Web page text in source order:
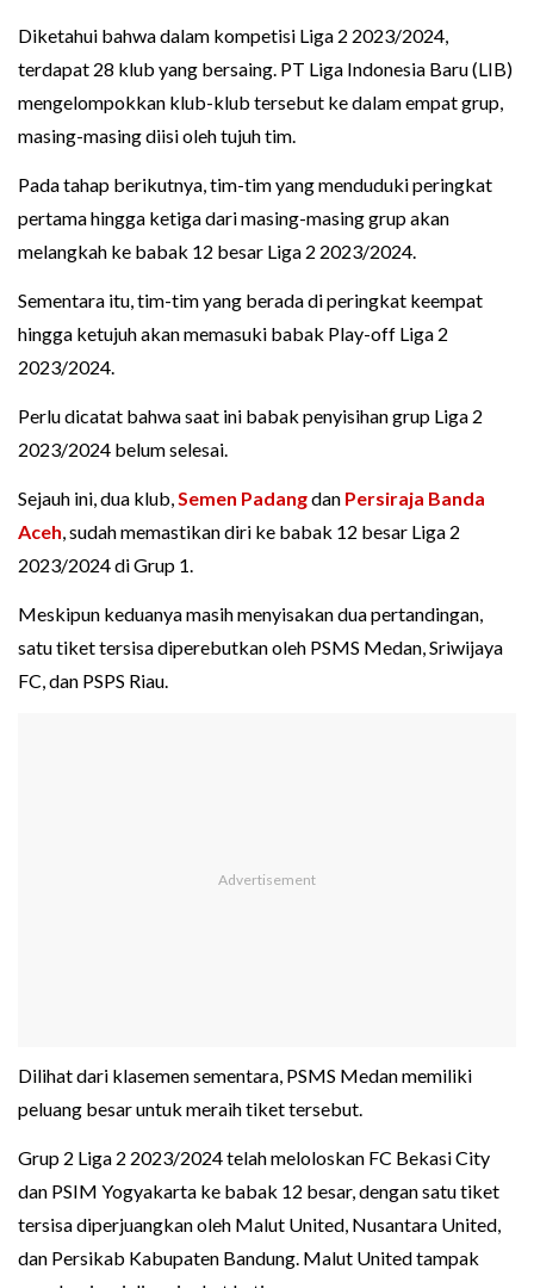
Diketahui bahwa dalam kompetisi Liga 2 2023/2024,
terdapat 28 klub yang bersaing. PT Liga Indonesia Baru (LIB)
mengelompokkan klub-klub tersebut ke dalam empat grup,
masing-masing diisi oleh tujuh tim.
Pada tahap berikutnya, tim-tim yang menduduki peringkat
pertama hingga ketiga dari masing-masing grup akan
melangkah ke babak 12 besar Liga 2 2023/2024.
Sementara itu, tim-tim yang berada di peringkat keempat
hingga ketujuh akan memasuki babak Play-off Liga 2
2023/2024.
Perlu dicatat bahwa saat ini babak penyisihan grup Liga 2
2023/2024 belum selesai.
Sejauh ini, dua klub,Semen Padangdan Persiraja Banda
Aceh, sudah memastikan diri ke babak 12 besar Liga 2
2023/2024 di Grup 1.
Meskipun keduanya masih menyisakan dua pertandingan,
satu tiket tersisa diperebutkan oleh PSMS Medan, Sriwijaya
FC, dan PSPS Riau.
Dilihat dari klasemen sementara, PSMS Medan memiliki
peluang besar untuk meraih tiket tersebut.
Grup 2 Liga 2 2023/2024 telah meloloskan FC Bekasi City
dan PSIM Yogyakarta ke babak 12 besar, dengan satu tiket
tersisa diperjuangkan oleh Malut United, Nusantara United,
dan Persikab Kabupaten Bandung. Malut United tampak